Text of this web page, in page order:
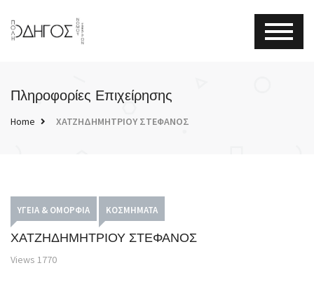
Πληροφορίες Επιχείρησης
Home ΧΑΤΖΗΔΗΜΗΤΡΙΟΥ ΣΤΕΦΑΝΟΣ
ΥΓΕΊΑ & ΟΜΟΡΦΙΆ ΚΟΣΜΉΜΑΤΑ
ΧΑΤΖΗΔΗΜΗΤΡΙΟΥ ΣΤΕΦΑΝΟΣ
Views 1770